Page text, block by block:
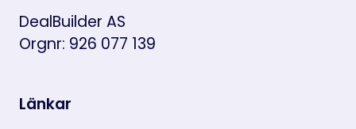
DealBuilder AS
Orgnr: 926 077 139
Länkar